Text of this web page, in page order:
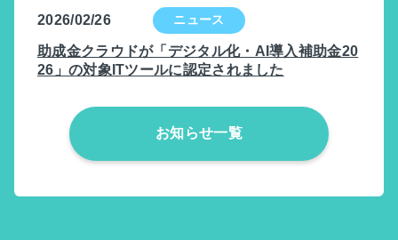
2026/02/26
助成金クラウドが「デジタル化・AI導入補助金20
26」の対象ITツールに認定されました
お知らせ一覧